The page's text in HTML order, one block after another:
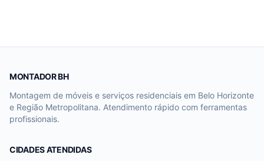
MONTADOR BH
Montagem de móveis e serviços residenciais em Belo Horizonte
e Região Metropolitana. Atendimento rápido com ferramentas
profissionais.
CIDADES ATENDIDAS